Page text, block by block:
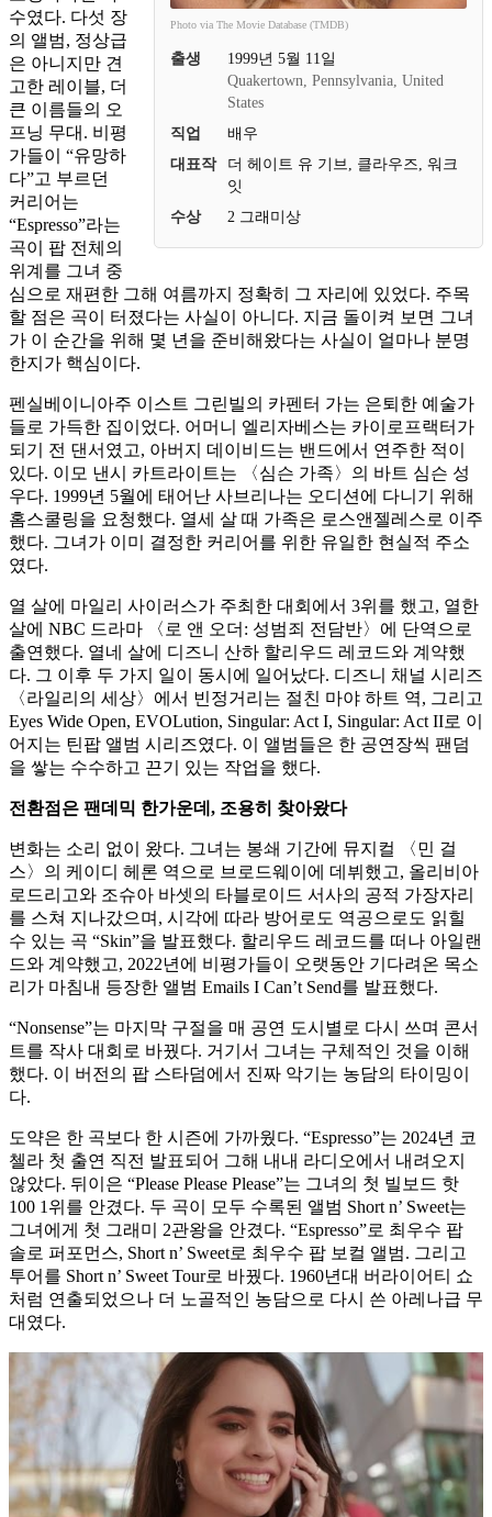
Photo via The Movie Database (TMDB)
출생
1999년 5월 11일
Quakertown, Pennsylvania, United
States
직업
배우
대표작
더 헤이트 유 기브, 클라우즈, 워크
잇
수상
2 그래미상
수였다. 다섯 장
의 앨범, 정상급
은 아니지만 견
고한 레이블, 더
큰 이름들의 오
프닝 무대. 비평
가들이 “유망하
다”고 부르던
커리어는
“Espresso”라는
곡이 팝 전체의
위계를 그녀 중
심으로 재편한 그해 여름까지 정확히 그 자리에 있었다. 주목
할 점은 곡이 터졌다는 사실이 아니다. 지금 돌이켜 보면 그녀
가 이 순간을 위해 몇 년을 준비해왔다는 사실이 얼마나 분명
한지가 핵심이다.
펜실베이니아주 이스트 그린빌의 카펜터 가는 은퇴한 예술가
들로 가득한 집이었다. 어머니 엘리자베스는 카이로프랙터가
되기 전 댄서였고, 아버지 데이비드는 밴드에서 연주한 적이
있다. 이모 낸시 카트라이트는 〈심슨 가족〉의 바트 심슨 성
우다. 1999년 5월에 태어난 사브리나는 오디션에 다니기 위해
홈스쿨링을 요청했다. 열세 살 때 가족은 로스앤젤레스로 이주
했다. 그녀가 이미 결정한 커리어를 위한 유일한 현실적 주소
였다.
열 살에 마일리 사이러스가 주최한 대회에서 3위를 했고, 열한
살에 NBC 드라마 〈로 앤 오더: 성범죄 전담반〉에 단역으로
출연했다. 열네 살에 디즈니 산하 할리우드 레코드와 계약했
다. 그 이후 두 가지 일이 동시에 일어났다. 디즈니 채널 시리즈
〈라일리의 세상〉에서 빈정거리는 절친 마야 하트 역, 그리고
Eyes Wide Open, EVOLution, Singular: Act I, Singular: Act II로 이
어지는 틴팝 앨범 시리즈였다. 이 앨범들은 한 공연장씩 팬덤
을 쌓는 수수하고 끈기 있는 작업을 했다.
전환점은 팬데믹 한가운데, 조용히 찾아왔다
변화는 소리 없이 왔다. 그녀는 봉쇄 기간에 뮤지컬 〈민 걸
스〉의 케이디 헤론 역으로 브로드웨이에 데뷔했고, 올리비아
로드리고와 조슈아 바셋의 타블로이드 서사의 공적 가장자리
를 스쳐 지나갔으며, 시각에 따라 방어로도 역공으로도 읽힐
수 있는 곡 “Skin”을 발표했다. 할리우드 레코드를 떠나 아일랜
드와 계약했고, 2022년에 비평가들이 오랫동안 기다려온 목소
리가 마침내 등장한 앨범 Emails I Can’t Send를 발표했다.
“Nonsense”는 마지막 구절을 매 공연 도시별로 다시 쓰며 콘서
트를 작사 대회로 바꿨다. 거기서 그녀는 구체적인 것을 이해
했다. 이 버전의 팝 스타덤에서 진짜 악기는 농담의 타이밍이
다.
도약은 한 곡보다 한 시즌에 가까웠다. “Espresso”는 2024년 코
첼라 첫 출연 직전 발표되어 그해 내내 라디오에서 내려오지
않았다. 뒤이은 “Please Please Please”는 그녀의 첫 빌보드 핫
100 1위를 안겼다. 두 곡이 모두 수록된 앨범 Short n’ Sweet는
그녀에게 첫 그래미 2관왕을 안겼다. “Espresso”로 최우수 팝
솔로 퍼포먼스, Short n’ Sweet로 최우수 팝 보컬 앨범. 그리고
투어를 Short n’ Sweet Tour로 바꿨다. 1960년대 버라이어티 쇼
처럼 연출되었으나 더 노골적인 농담으로 다시 쓴 아레나급 무
대였다.